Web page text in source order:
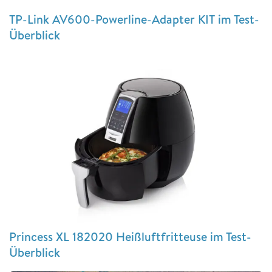
TP-Link AV600-Powerline-Adapter KIT im Test-
Überblick
Princess XL 182020 Heißluftfritteuse im Test-
Überblick